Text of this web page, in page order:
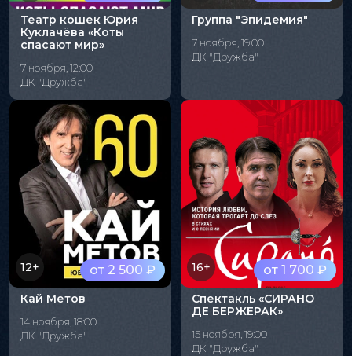
Театр кошек Юрия
Куклачёва «Коты
спасают мир»
7 ноября, 12:00
ДК "Дружба"
Группа "Эпидемия"
7 ноября, 19:00
ДК "Дружба"
от 2 500 ₽
12+
Кай Метов
14 ноября, 18:00
ДК "Дружба"
от 1 700 ₽
16+
Спектакль «СИРАНО
ДЕ БЕРЖЕРАК»
15 ноября, 19:00
ДК "Дружба"